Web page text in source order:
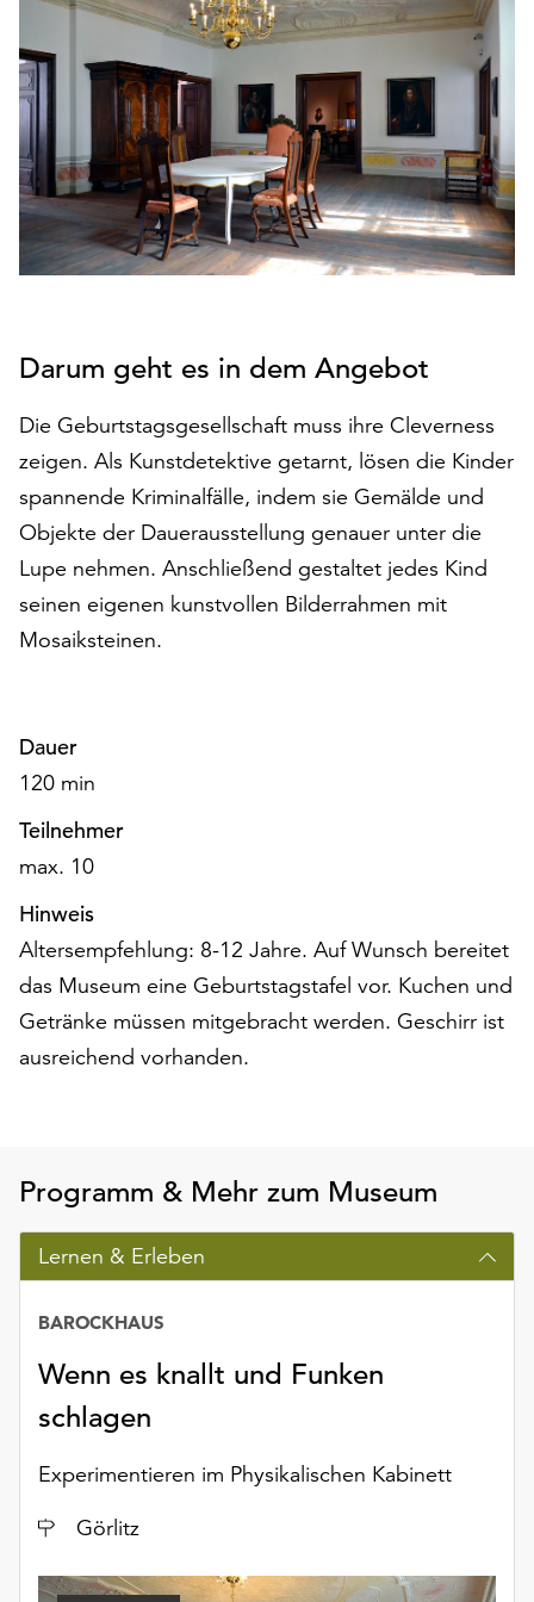
Betrieb
der
Seite
notwendig
sind
(funktionale
Cookies),
sowie
solche,
anonymen
genutzt
werden.
Klicken
Sie
auf
„Alle
akzeptieren“,
um
akzeptieren.
Sie
Ihr
Einverständnis
ändern
und
widerrufen.
Dafür
steht
Ihnen
die
Schaltfläche
„Cookie-
Einstellungen“
Verfügung.
Cookies
werden
auch
ohne
Ihr
Einverständnis
weiterhin
ausgeführt.
Darum geht es in dem Angebot
Die Geburtstagsgesellschaft muss ihre Cleverness
zeigen. Als Kunstdetektive getarnt, lösen die Kinder
spannende Kriminalfälle, indem sie Gemälde und
Objekte der Dauerausstellung genauer unter die
Lupe nehmen. Anschließend gestaltet jedes Kind
seinen eigenen kunstvollen Bilderrahmen mit
Mosaiksteinen.
Dauer
120 min
Teilnehmer
max. 10
Hinweis
Altersempfehlung: 8-12 Jahre. Auf Wunsch bereitet
das Museum eine Geburtstagstafel vor. Kuchen und
Getränke müssen mitgebracht werden. Geschirr ist
ausreichend vorhanden.
Programm & Mehr zum Museum
Lernen & Erleben
Wenn es knallt und Funken
schlagen
BAROCKHAUS
Experimentieren im Physikalischen Kabinett
Ort
Görlitz